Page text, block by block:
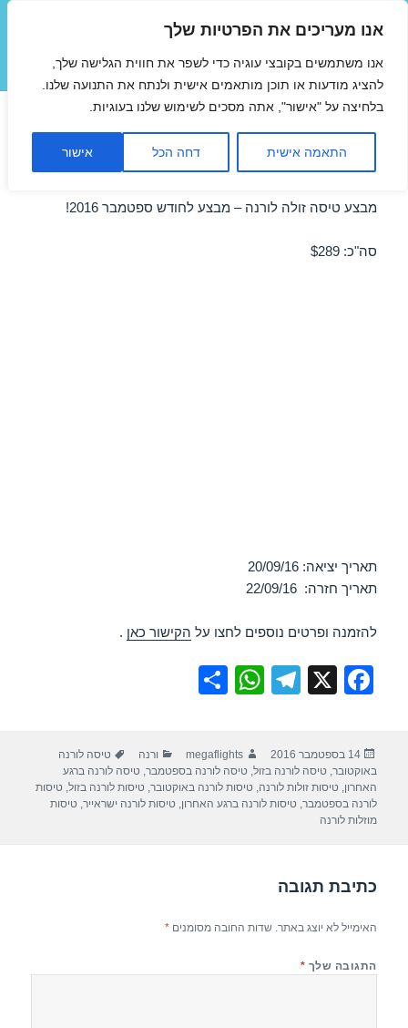
אנו מעריכים את הפרטיות שלך
אנו משתמשים בקובצי עוגיה כדי לשפר את חווית הגלישה שלך,
להציג מודעות או תוכן מותאמים אישית ולנתח את התנועה שלנו.
בלחיצה על "אישור", אתה מסכים לשימוש שלנו בעוגיות.
התאמה אישית דחה הכל אישור
תפריטים
ווידג'טים
טיסות זולות לורנה בספטמבר
20/09/2016
מבצע טיסה זולה לורנה – מבצע לחודש ספטמבר 2016!
סה"כ: $289
תאריך יציאה: 20/09/16
תאריך חזרה: 22/09/16
להזמנה ופרטים נוספים לחצו על הקישור כאן .
F
e
b
o
k
X
T
gr
a
W
s
A
e
פורסם
בתאריך
14 בספטמבר 2016 מחבר
megaflights קטגוריות
ורנה תגיות
טיסה לורנה
באוקטובר,טיסה לורנה בזול,טיסה לורנה בספטמבר,טיסה לורנה ברגע
האחרון,טיסות זולות לורנה,טיסות לורנה באוקטובר,טיסות לורנה בזול,טיסות
לורנה בספטמבר,טיסות לורנה ברגע האחרון,טיסות לורנה ישראייר,טיסות
מוזלות לורנה
כתיבת תגובה
האימייל לא יוצג באתר. שדות החובה מסומנים*
התגובה שלך *